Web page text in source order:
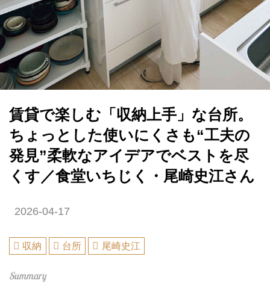
賃貸で楽しむ「収納上手」な台所。
ちょっとした使いにくさも“工夫の
発見”柔軟なアイデアでベストを尽
くす／食堂いちじく・尾崎史江さん
2026-04-17
収納 台所 尾崎史江